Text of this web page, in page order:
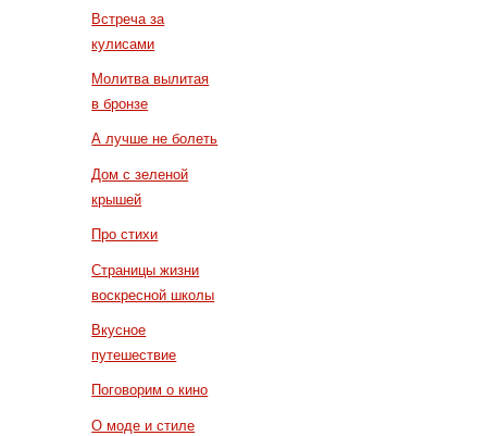
Встреча за
кулисами
Молитва вылитая
в бронзе
А лучше не болеть
Дом с зеленой
крышей
Про стихи
Страницы жизни
воскресной школы
Вкусное
путешествие
Поговорим о кино
О моде и стиле